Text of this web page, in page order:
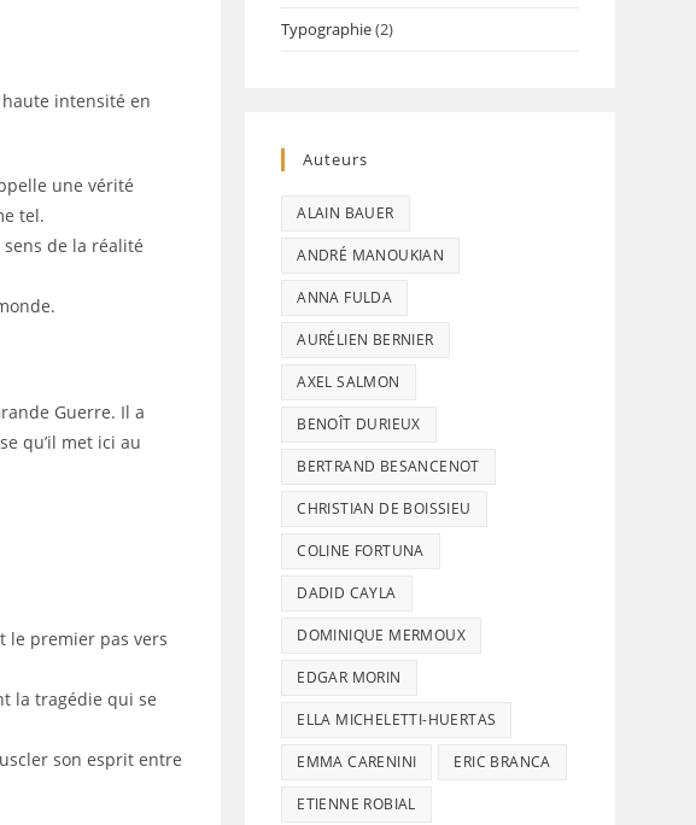
intensité en
une vérité
tel.
de la réalité
Guerre. Il a
qu’il met ici au
le premier pas vers
la tragédie qui se
son esprit entre
Typographie(2)
Auteurs
ALAIN BAUER
ANDRÉ MANOUKIAN
ANNA FULDA
AURÉLIEN BERNIER
AXEL SALMON
BENOÎT DURIEUX
BERTRAND BESANCENOT
CHRISTIAN DE BOISSIEU
COLINE FORTUNA
DADID CAYLA
DOMINIQUE MERMOUX
EDGAR MORIN
ELLA MICHELETTI-HUERTAS
EMMA CARENINI ERIC BRANCA
ETIENNE ROBIAL